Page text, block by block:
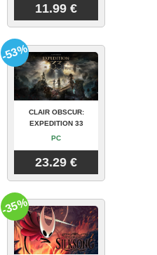
11.99 €
CLAIR OBSCUR:
EXPEDITION 33
PC
23.29 €
-53%
-35%